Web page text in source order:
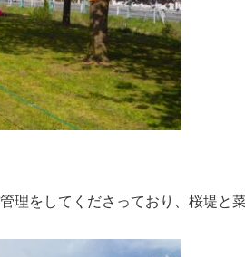
理をしてくださっており、桜堤と